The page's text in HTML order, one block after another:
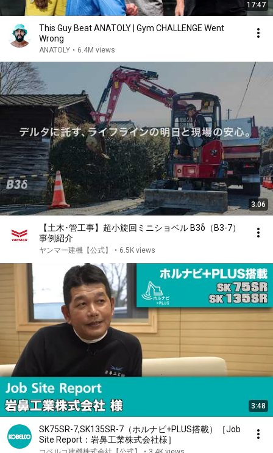
17:47
This Guy Beat ANATOLY | Gym CHALLENGE Went
Wrong
ANATOLY • 6.4M views
3:06
【土木･管工事】超小旋回ミニショベル B3δ（B3-7）
事例紹介
ヤンマー建機【公式】 • 6.5K views
3:48
SK75SR-7,SK135SR-7（ホルナビ+PLUS搭載）［Job
Site Report：岩鼻工業株式会社様］